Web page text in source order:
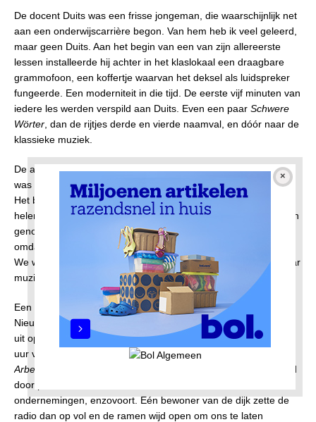
De docent Duits was een frisse jongeman, die waarschijnlijk net
aan een onderwijscarrière begon. Van hem heb ik veel geleerd,
maar geen Duits. Aan het begin van een van zijn allereerste
lessen installeerde hij achter in het klaslokaal een draagbare
grammofoon, een koffertje waarvan het deksel als luidspreker
fungeerde. Een moderniteit in die tijd. De eerste vijf minuten van
iedere les werden verspild aan Duits. Even een paar Schwere
Wörter , dan de rijtjes derde en vierde naamval, en dóór naar de
klassieke muziek.
De allereerste grammofoonplaat die de jonge leraar liet horen
was de
Moldau-suite van de Tsjechische componist Smetana.
Het bijbehorende verhaal zwierde hij de klas in en toen we
helemaal rijp waren voor de muziek luisterden we ademloos. En
genoten. Niet alleen omdat we dan geen Duits kregen, maar
omdat we meegenomen werden in zijn passie voor de muziek.
We wáren aan de oever van de Moldau. Waarom hij geen leraar
muziek is geworden, niemand die het weet.
Een andere bron van muziek was een huiskamer op de
Nieuwendammerdijk. Huh? De achterkant van de school keek
uit op de achterkant van de huizen aan de dijk. Prompt om 10
uur van elke werkdag begon het radioprogramma
Arbeidsvitaminen
, een uur lang populaire muziek, aangevraagd
door personeel van diverse kantoren, fabrieken,
ondernemingen, enzovoort. Eén bewoner van de dijk zette de
radio dan op vol en de ramen wijd open om ons te laten